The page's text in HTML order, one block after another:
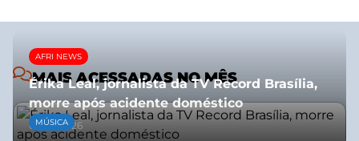
MAIS ACESSADAS NO MÊS
AFRI NEWS
Érika Leal, jornalista da TV Record Brasília,
morre após acidente doméstico
08/07/2026
MÚSICA